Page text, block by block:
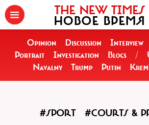
THE NEW TIMES
НОВОЕ ВРЕМЯ
Opinion Discussion Interview
Portrait
Investigation Blogs /
Navalny
Trump Putin
#SPORT #COURTS &